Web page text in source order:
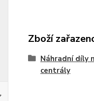
Zboží
Náhradní díly
centrály